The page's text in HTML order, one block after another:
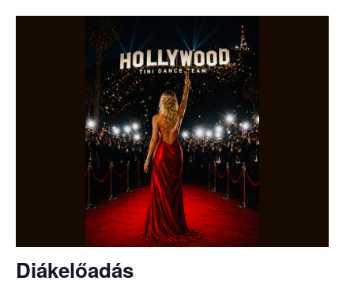
Diákelőadás